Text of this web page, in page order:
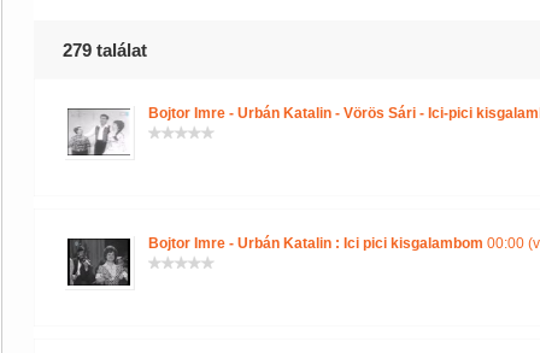
279 találat
Bojtor Imre - Urbán Katalin - Vörös Sári - Ici-pici
Bojtor Imre - Urbán Katalin : Ici pici kisgalambom 00:00